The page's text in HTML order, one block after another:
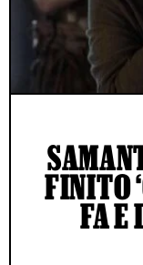
FINITO
FA E